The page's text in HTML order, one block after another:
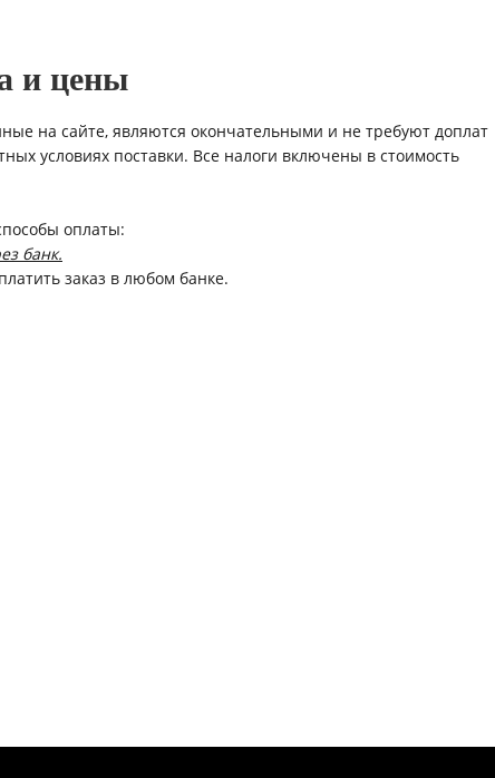
и цены
на сайте, являются окончательными и не требуют доплат
условиях поставки. Все налоги включены в стоимость
оплаты:
банк.
заказ в любом банке.